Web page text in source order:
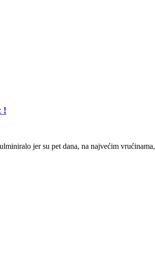
!
jer su pet dana, na najvećim vrućinama,